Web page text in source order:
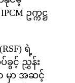
ဥက္ကဋ္ဌ
ရဲ့
ခွင့် ညွှန်း
၀ မှာ အဆင့်